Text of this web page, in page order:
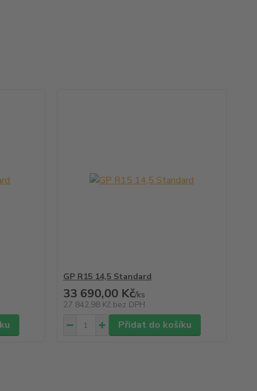
GP R15 14,5 Standard
33 690,00 Kč/ks
27 842,98 Kč bez DPH
Přidat do košíku